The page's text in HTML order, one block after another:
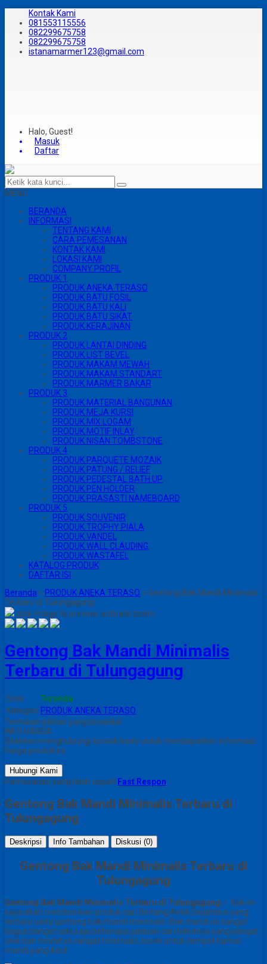
Kontak Kami
081553115556
082299675758
082299675758
istanamarmer123@gmail.com
Halo, Guest!
Masuk
Daftar
MENU
BERANDA
INFORMASI
TENTANG KAMI
CARA PEMESANAN
KONTAK KAMI
LOKASI KAMI
COMPANY PROFIL
PRODUK 1
PRODUK ANEKA TERASO
PRODUK BATU FOSIL
PRODUK BATU KALI
PRODUK BATU SIKAT
PRODUK KERAJINAN
PRODUK 2
PRODUK LANTAI DINDING
PRODUK LIST BEVEL
PRODUK MAKAM MEWAH
PRODUK MAKAM STANDART
PRODUK MARMER BAKAR
PRODUK 3
PRODUK MATERIAL BANGUNAN
PRODUK MEJA KURSI
PRODUK MIX LOGAM
PRODUK MOTIF INLAY
PRODUK NISAN TOMBSTONE
PRODUK 4
PRODUK PARQUETE MOZAIK
PRODUK PATUNG / RELIEF
PRODUK PEDESTAL BATH UP
PRODUK PEN HOLDER
PRODUK PRASASTI NAMEBOARD
PRODUK 5
PRODUK SOUVENIR
PRODUK TROPHY PIALA
PRODUK VANDEL
PRODUK WALL CLAUDING
PRODUK WASTAFEL
KATALOG PRODUK
DAFTAR ISI
Beranda » PRODUK ANEKA TERASO » Gentong Bak Mandi Minimalis
Terbaru di Tulungagung
click image to preview activate zoom
Gentong Bak Mandi Minimalis
Terbaru di Tulungagung
Stok
Tersedia
Kategori PRODUK ANEKA TERASO
Tentukan pilihan yang tersedia!
INFO HARGA
Silahkan menghubungi kontak kami untuk mendapatkan informasi
harga produk ini.
Hubungi Kami
Pemesanan yang lebih cepat! Fast Respon
Gentong Bak Mandi Minimalis Terbaru di
Tulungagung
Deskripsi Info Tambahan Diskusi (0)
Gentong Bak Mandi Minimalis Terbaru di
Tulungagung
Gentong Bak Mandi Minimalis Terbaru di Tulungagung – Kali ini
saya akan memberikan produk dari Bintang Antik Sejahtera yang
terbaru yaitu gentong bak mandi minimalis. Bak mandi ini sangat
bagus banget ada juga beberapa paduan dari bahanya yang sangat
unik dan model ini sangat minimalis cocok untuk tempat kamar
mandi yang kecil .